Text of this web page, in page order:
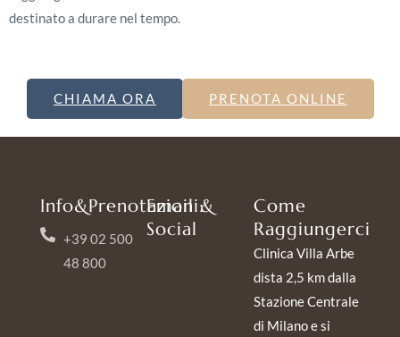
destinato a durare nel tempo.
CHIAMA ORA PRENOTA ONLINE
Info&Prenotazioni:
+39 02 500
48 800
Email &
Social
Come
Raggiungerci
Clinica Villa Arbe
dista 2,5 km dalla
Stazione Centrale
di Milano e si